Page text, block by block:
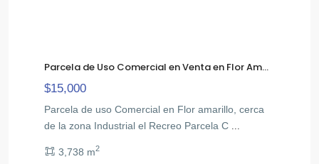
Parcela de Uso Comercial en Venta en Flor Am...
$15,000
Parcela de uso Comercial en Flor amarillo, cerca
de la zona Industrial el Recreo Parcela C
3,738 m2
Valles